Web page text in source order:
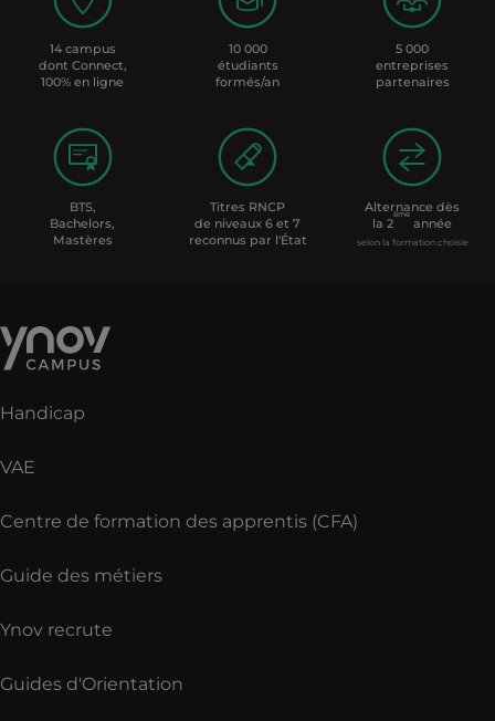
14 campus
dont Connect,
100% en ligne
10 000
étudiants
formés/an
5 000
entreprises
partenaires
BTS,
Bachelors,
Mastères
Titres RNCP
de niveaux 6 et 7
reconnus par l'État
Alternance dès
la 2
ème
année
selon la formation choisie
Handicap
VAE
Centre de formation des apprentis (CFA)
Guide des métiers
Ynov recrute
Guides d'Orientation